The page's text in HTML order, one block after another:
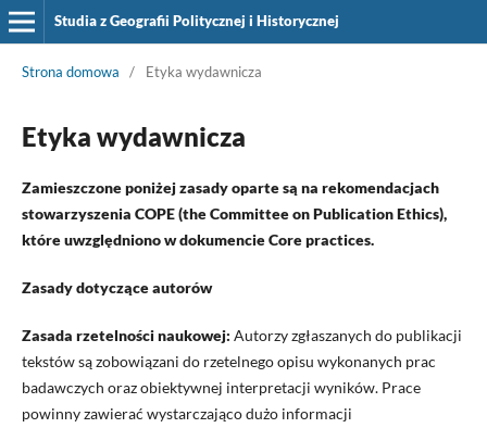
Studia z Geografii Politycznej i Historycznej
Strona domowa / Etyka wydawnicza
Etyka wydawnicza
Zamieszczone poniżej zasady oparte są na rekomendacjach
stowarzyszenia COPE (the Committee on Publication Ethics),
które uwzględniono w dokumencie Core practices.
Zasady dotyczące autorów
Zasada rzetelności naukowej: Autorzy zgłaszanych do publikacji
tekstów są zobowiązani do rzetelnego opisu wykonanych prac
badawczych oraz obiektywnej interpretacji wyników. Prace
powinny zawierać wystarczająco dużo informacji